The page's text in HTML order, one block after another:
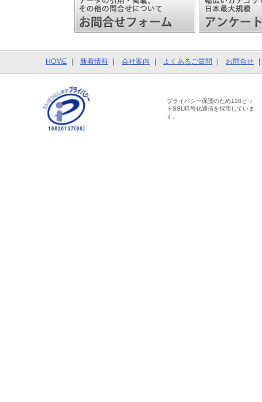
HOME 新着情報 会社案内 よくあるご質問 お問合せ
プライバシー保護のため128ビッ
トSSL暗号化通信を採用していま
す。